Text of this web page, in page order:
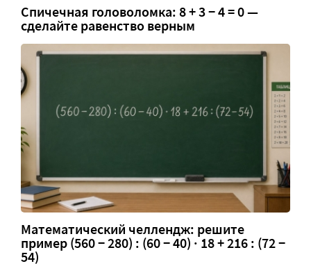
Спичечная головоломка: 8 + 3 − 4 = 0 —
сделайте равенство верным
Математический челлендж: решите
пример (560 − 280) : (60 − 40) · 18 + 216 : (72 −
54)